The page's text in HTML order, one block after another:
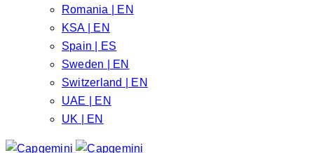
Romania | EN
KSA | EN
Spain | ES
Sweden | EN
Switzerland | EN
UAE | EN
UK | EN